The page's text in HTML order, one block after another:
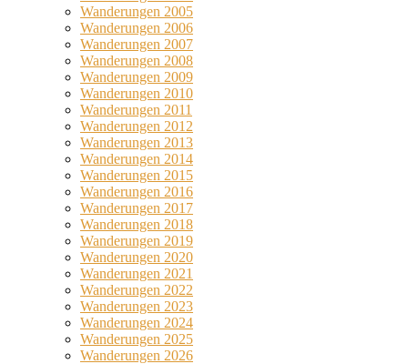
Wanderungen 2005
Wanderungen 2006
Wanderungen 2007
Wanderungen 2008
Wanderungen 2009
Wanderungen 2010
Wanderungen 2011
Wanderungen 2012
Wanderungen 2013
Wanderungen 2014
Wanderungen 2015
Wanderungen 2016
Wanderungen 2017
Wanderungen 2018
Wanderungen 2019
Wanderungen 2020
Wanderungen 2021
Wanderungen 2022
Wanderungen 2023
Wanderungen 2024
Wanderungen 2025
Wanderungen 2026